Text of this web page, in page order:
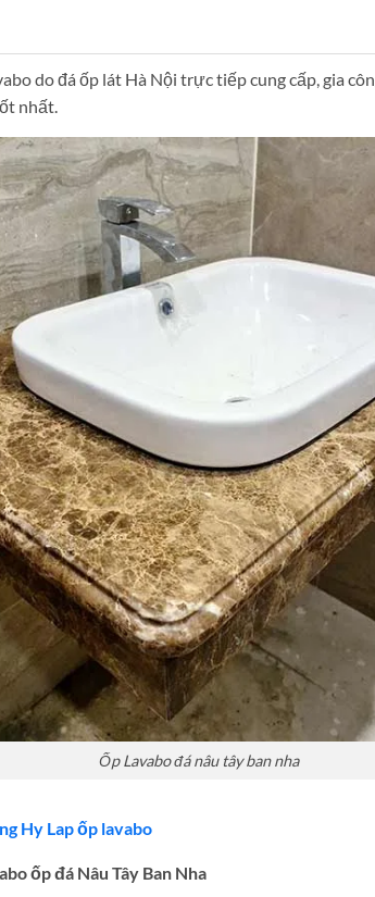
do đá ốp lát Hà Nội trực tiếp cung cấp, gia
nhất.
Ốp Lavabo đá nâu tây ban nha
Hy Lap ốp lavabo
ốp đá Nâu Tây Ban Nha